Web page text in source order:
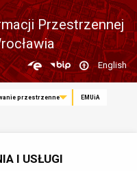
Przestrzennej
Zmień
język
English
przestrzenne EMUiA
I USŁUGI